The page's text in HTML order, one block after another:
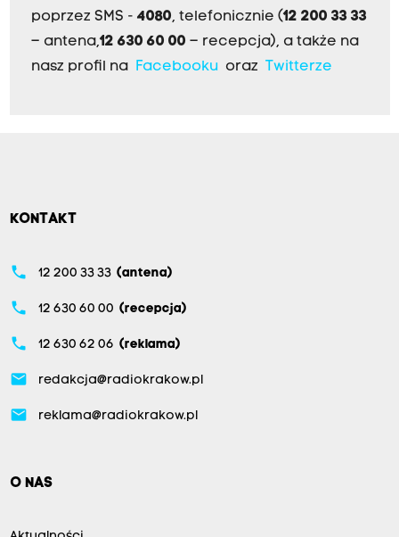
poprzez SMS - 4080, telefonicznie (12 200 33 33
– antena,12 630 60 00 – recepcja), a także na
nasz profil na
Facebookuoraz Twitterze
KONTAKT
phone 12 200 33 33 (antena)
phone 12 630 60 00 (recepcja)
phone 12 630 62 06 (reklama)
email redakcja@radiokrakow.pl
email reklama@radiokrakow.pl
O NAS